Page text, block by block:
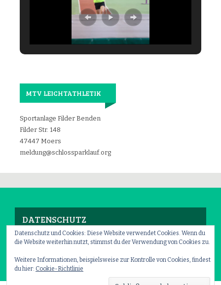
MTV LEICHTATHLETIK
Sportanlage Filder Benden
Filder Str. 148
47447 Moers
meldung@schlossparklauf.org
DATENSCHUTZ
Impressum–Datenschutz
Datenschutz und Cookies: Diese Website verwendet Cookies. Wenn du
die Website weiterhin nutzt, stimmst du der Verwendung von Cookies zu.
Weitere Informationen, beispielsweise zur Kontrolle von Cookies, findest
du hier: Cookie-Richtlinie